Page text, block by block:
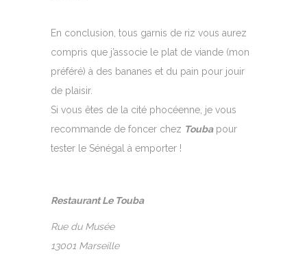
En conclusion, tous garnis de riz vous aurez
compris que j’associe le plat de viande (mon
préféré) à des bananes et du pain pour jouir
de plaisir.
Si vous êtes de la cité phocéenne, je vous
recommande de foncer chez Toubapour
tester le Sénégal à emporter !
Restaurant Le Touba
Rue du Musée
13001 Marseille